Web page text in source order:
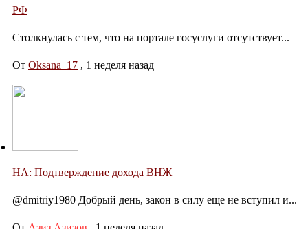
РФ
Столкнулась с тем, что на портале госуслуги отсутствует...
От Oksana_17 , 1 неделя назад
НА: Подтверждение дохода ВНЖ
@dmitriy1980 Добрый день, закон в силу еще не вступил и...